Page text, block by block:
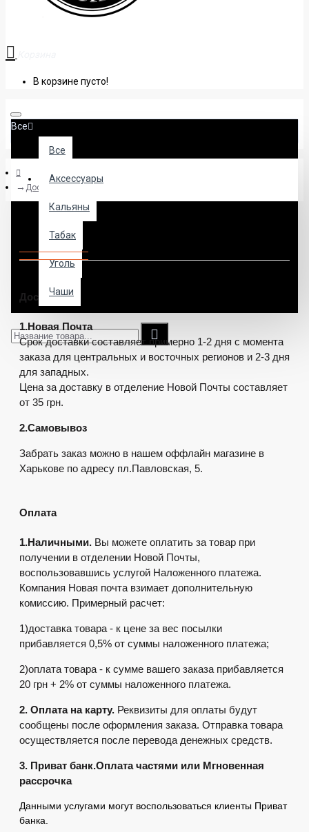
В корзине пусто!
Все
Все
Аксессуары
Кальяны
Табак
Уголь
Чаши
Доставка и оплата
Доставка и оплата
Доставка
1.Новая Почта
Срок доставки составляет примерно 1-2 дня с момента
заказа для центральных и восточных регионов и 2-3 дня
для западных.
Цена за доставку в отделение Новой Почты составляет
от 35 грн.
2.Самовывоз
Забрать заказ можно в нашем оффлайн магазине в
Харькове по адресу пл.Павловская, 5.
Оплата
1.Наличными. Вы можете оплатить за товар при
получении в отделении Новой Почты,
воспользовавшись услугой Наложенного платежа.
Компания Новая почта взимает дополнительную
комиссию. Примерный расчет:
1)доставка товара - к цене за вес посылки
прибавляется 0,5% от суммы наложенного платежа;
2)оплата товара - к сумме вашего заказа прибавляется
20 грн + 2% от суммы наложенного платежа.
2. Оплата на карту. Реквизиты для оплаты будут
сообщены после оформления заказа. Отправка товара
осуществляется после перевода денежных средств.
3. Приват банк.Оплата частями или Мгновенная
рассрочка
Данными услугами могут воспользоваться клиенты Приват
банка.